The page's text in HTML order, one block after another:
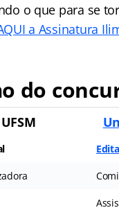
o que para se
a Assinatura
do